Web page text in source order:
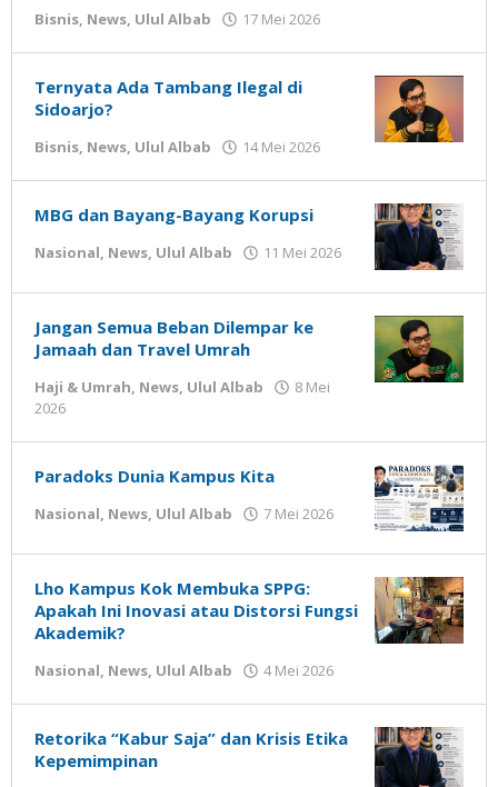
Bisnis, News, Ulul Albab 17 Mei 2026
Susanto
Ternyata Ada Tambang Ilegal di
Sidoarjo?
Bisnis, News, Ulul Albab 14 Mei 2026
Susanto
MBG dan Bayang-Bayang Korupsi
Nasional, News, Ulul Albab 11 Mei 2026
oleh
Gatot
Susanto
Jangan Semua Beban Dilempar ke
Jamaah dan Travel Umrah
Haji & Umrah, News, Ulul Albab
8 Mei
2026
Susanto
Paradoks Dunia Kampus Kita
Nasional, News, Ulul Albab 7 Mei 2026
oleh
Gatot
Susanto
Lho Kampus Kok Membuka SPPG:
Apakah Ini Inovasi atau Distorsi Fungsi
Akademik?
Nasional, News, Ulul Albab 4 Mei 2026
Susanto
Retorika “Kabur Saja” dan Krisis Etika
Kepemimpinan